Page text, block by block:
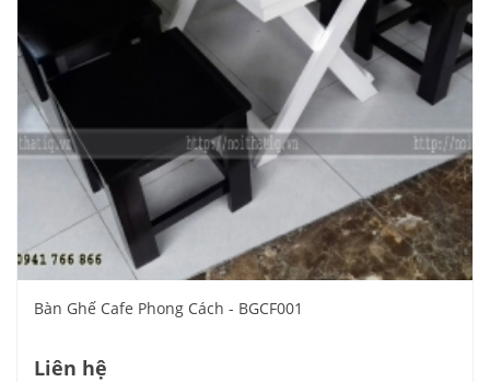
Bàn Ghế Cafe Phong Cách - BGCF001
Liên hệ